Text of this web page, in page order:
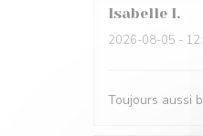
Isabelle I
2026-08-05 -
Toujours aussi